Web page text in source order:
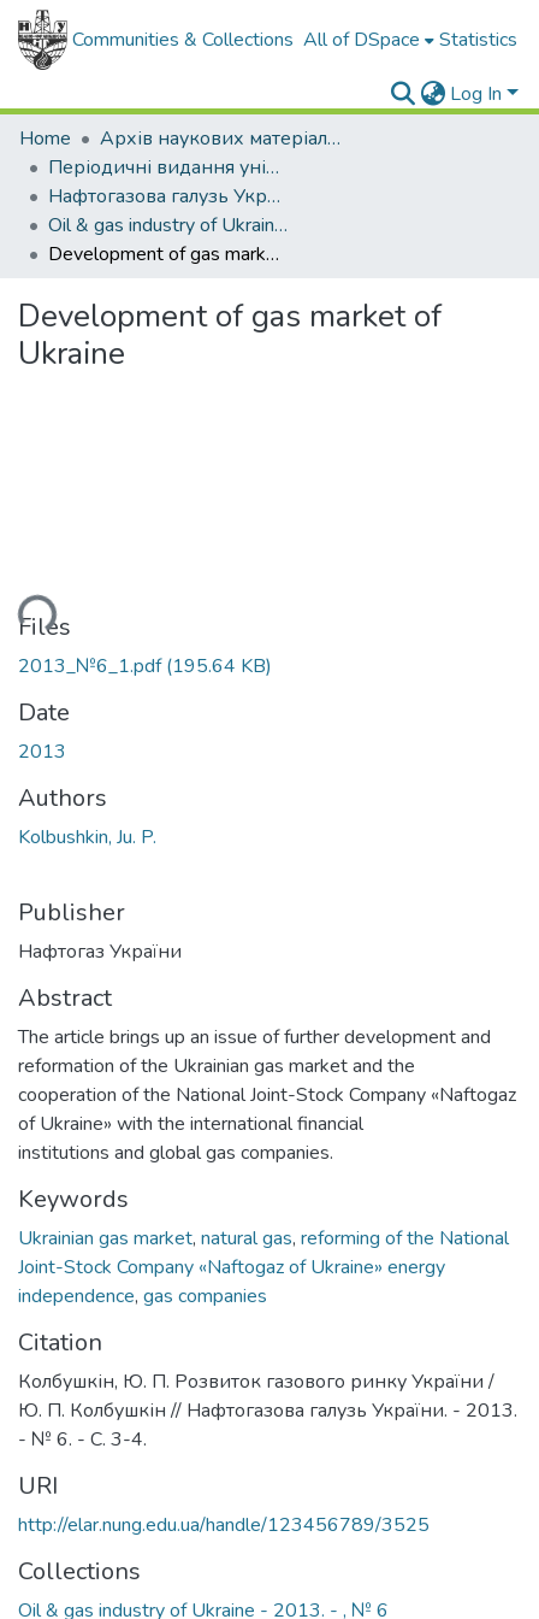
Communities & Collections All of DSpace Statistics
Log In
Home
Архів наукових матеріалів
Періодичні видання університету
Нафтогазова галузь України
Oil & gas industry of Ukraine - 2013. - , № 6
Development of gas market of Ukraine
Development of gas market of
Ukraine
Files
2013_№6_1.pdf(195.64 KB)
Date
2013
Authors
Kolbushkin, Ju. P.
Publisher
Нафтогаз України
Abstract
The article brings up an issue of further development and
reformation of the Ukrainian gas market and the
cooperation of the National Joint-Stock Company «Naftogaz
of Ukraine» with the international financial
institutions and global gas companies.
Keywords
Ukrainian gas market, natural gas, reforming of the National
Joint-Stock Company «Naftogaz of Ukraine» energy
independence, gas companies
Citation
Колбушкін, Ю. П. Розвиток газового ринку України /
Ю. П. Колбушкін // Нафтогазова галузь України. - 2013.
- № 6. - С. 3-4.
URI
http://elar.nung.edu.ua/handle/123456789/3525
Collections
Oil & gas industry of Ukraine - 2013. - , № 6